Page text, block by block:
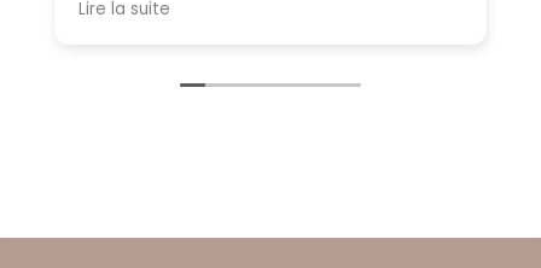
tellement il y a des choses magnifiques
Lire la suite